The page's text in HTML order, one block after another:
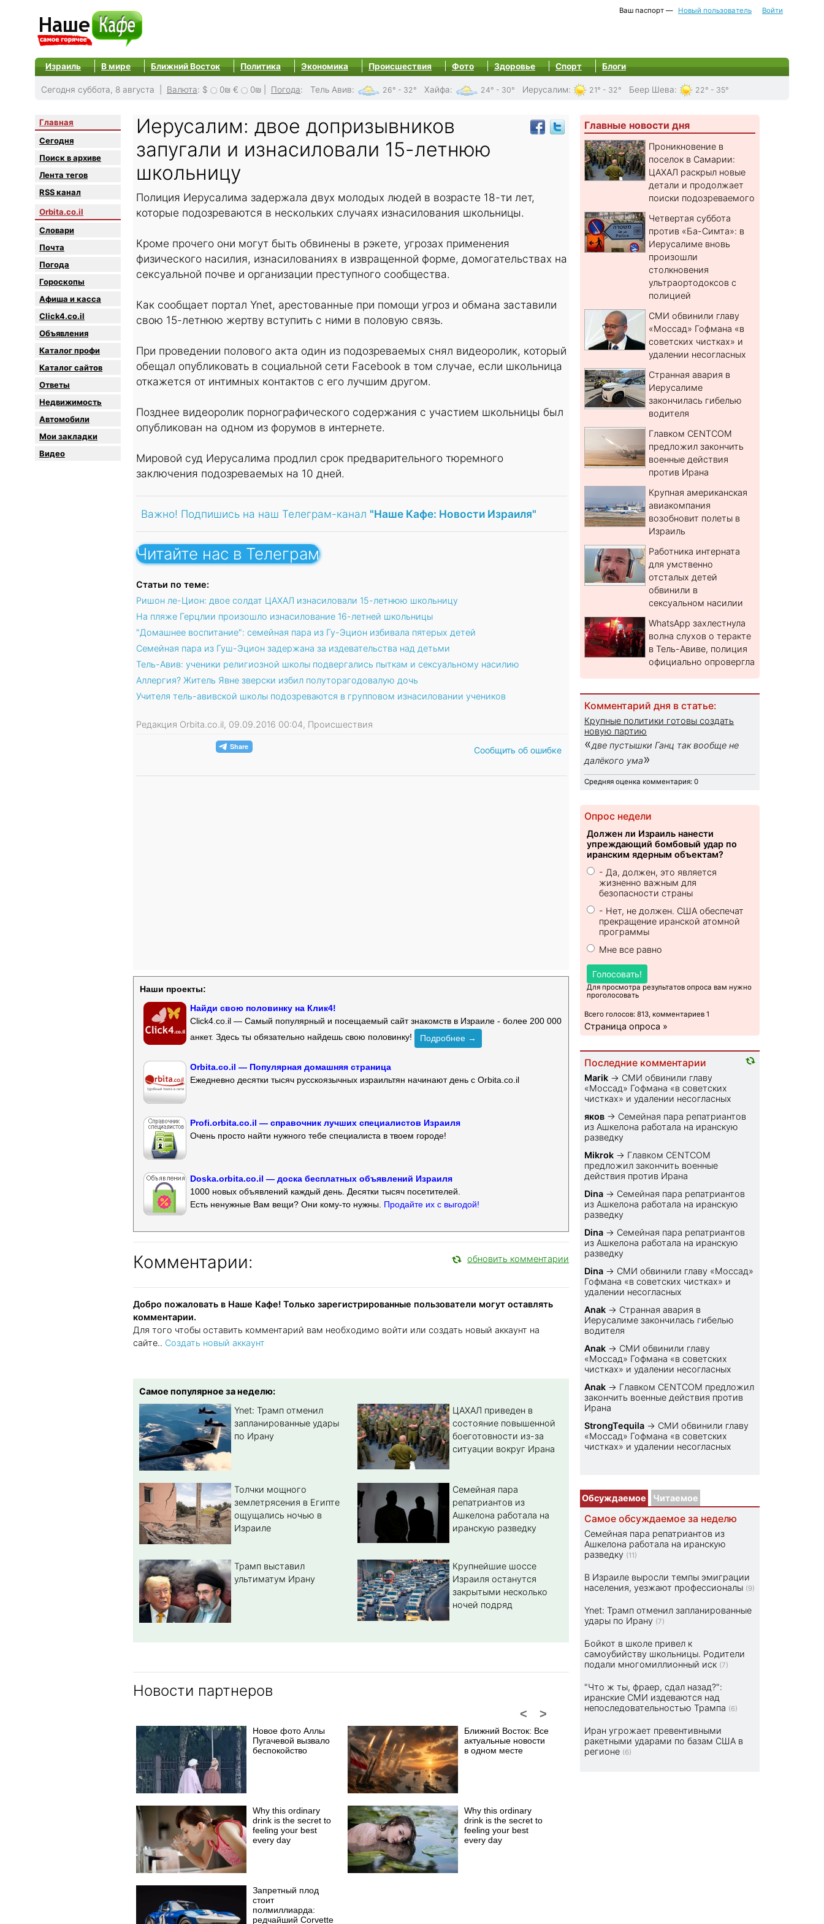
Ваш паспорт — Новый пользователь Войти
Израиль В мире Ближний Восток Политика Экономика Происшествия Фото Здоровье Спорт Блоги
Сегодня суббота, 8 августа | Валюта: $ 0₪ € 0₪ Погода: Тель Авив: 26° - 32° Хайфа: 24° - 30° Иерусалим: 21° - 32° Беер Шева: 22° - 35°
Главная
Сегодня
Поиск в архиве
Лента тегов
RSS канал
Orbita.co.il
Словари
Почта
Погода
Гороскопы
Афиша и касса
Click4.co.il
Объявления
Каталог профи
Каталог сайтов
Oтветы
Недвижимость
Автомобили
Мои закладки
Видео
Иерусалим: двое допризывников
запугали и изнасиловали 15-летнюю
школьницу
Полиция Иерусалима задержала двух молодых людей в возрасте 18-ти лет,
которые подозреваются в нескольких случаях изнасилования школьницы.
Кроме прочего они могут быть обвинены в рэкете, угрозах применения
физического насилия, изнасилованиях в извращенной форме, домогательствах на
сексуальной почве и организации преступного сообщества.
Как сообщает портал Ynet, арестованные при помощи угроз и обмана заставили
свою 15-летнюю жертву вступить с ними в половую связь.
При проведении полового акта один из подозреваемых снял видеоролик, который
обещал опубликовать в социальной сети Facebook в том случае, если школьница
откажется от интимных контактов с его лучшим другом.
Позднее видеоролик порнографического содержания с участием школьницы был
опубликован на одном из форумов в интернете.
Мировой суд Иерусалима продлил срок предварительного тюремного
заключения подозреваемых на 10 дней.
Важно! Подпишись на наш Телеграм-канал "Наше Кафе: Новости Израиля"
Читайте нас в Телеграм
Статьи по теме:
Ришон ле-Цион: двое солдат ЦАХАЛ изнасиловали 15-летнюю школьницу
На пляже Герцлии произошло изнасилование 16-летней школьницы
"Домашнее воспитание": семейная пара из Гу-Эцион избивала пятерых детей
Семейная пара из Гуш-Эцион задержана за издевательства над детьми
Тель-Авив: ученики религиозной школы подвергались пыткам и сексуальному насилию
Аллергия? Житель Явне зверски избил полуторагодовалую дочь
Учителя тель-авивской школы подозреваются в групповом изнасиловании учеников
Редакция Orbita.co.il, 09.09.2016 00:04, Происшествия
Сообщить об ошибке
Наши проекты:
Найди свою половинку на Клик4!
Click4.co.il — Самый популярный и посещаемый сайт знакомств в Израиле - более 200 000
анкет. Здесь ты обязательно найдешь свою половинку!
Подробнее →
Orbita.co.il — Популярная домашняя страница
Ежедневно десятки тысяч русскоязычных израильтян начинают день с Orbita.co.il
Profi.orbita.co.il — справочник лучших специалистов Израиля
Очень просто найти нужного тебе специалиста в твоем городе!
Doska.orbita.co.il — доска бесплатных объявлений Израиля
1000 новых объявлений каждый день. Десятки тысяч посетителей.
Есть ненужные Вам вещи? Они кому-то нужны. Продайте их с выгодой!
Комментарии: обновить комментарии
Добро пожаловать в Наше Кафе! Только зарегистрированные пользователи могут оставлять
комментарии.
Для того чтобы оставить комментарий вам необходимо войти или создать новый аккаунт на
сайте.. Создать новый аккаунт
Самое популярное за неделю:
Ynet: Трамп отменил
запланированные удары
по Ирану
ЦАХАЛ приведен в
состояние повышенной
боеготовности из-за
ситуации вокруг Ирана
Толчки мощного
землетрясения в Египте
ощущались ночью в
Израиле
Семейная пара
репатриантов из
Ашкелона работала на
иранскую разведку
Трамп выставил
ультиматум Ирану
Крупнейшие шоссе
Израиля останутся
закрытыми несколько
ночей подряд
Новости партнеров
>
<
Новое фото Аллы
Пугачевой вызвало
беспокойство
Ближний Восток: Все
актуальные новости
в одном месте
Why this ordinary
drink is the secret to
feeling your best
every day
Why this ordinary
drink is the secret to
feeling your best
every day
Запретный плод
стоит
полмиллиарда:
редчайший Corvette
Главные новости дня
Проникновение в
поселок в Самарии:
ЦАХАЛ раскрыл новые
детали и продолжает
поиски подозреваемого
Четвертая суббота
против «Ба-Симта»: в
Иерусалиме вновь
произошли
столкновения
ультраортодоксов с
полицией
СМИ обвинили главу
«Моссад» Гофмана «в
советских чистках» и
удалении несогласных
Странная авария в
Иерусалиме
закончилась гибелью
водителя
Главком CENTCOM
предложил закончить
военные действия
против Ирана
Крупная американская
авиакомпания
возобновит полеты в
Израиль
Работника интерната
для умственно
отсталых детей
обвинили в
сексуальном насилии
WhatsApp захлестнула
волна слухов о теракте
в Тель-Авиве, полиция
официально опровергла
Комментарий дня в статье:
Крупные политики готовы создать
новую партию
«две пустышки Ганц так вообще не
далёкого ума»
Средняя оценка комментария: 0
Опрос недели
Должен ли Израиль нанести
упреждающий бомбовый удар по
иранским ядерным объектам?
- Да, должен, это является
жизненно важным для
безопасности страны
- Нет, не должен. США обеспечат
прекращение иранской атомной
программы
Мне все равно
Голосовать!
Для просмотра результатов опроса вам нужно
проголосовать
Всего голосов: 813, комментариев 1
Страница опроса »
Последние комментарии
Marik → СМИ обвинили главу
«Моссад» Гофмана «в советских
чистках» и удалении несогласных
яков → Семейная пара репатриантов
из Ашкелона работала на иранскую
разведку
Mikrok → Главком CENTCOM
предложил закончить военные
действия против Ирана
Dina → Семейная пара репатриантов
из Ашкелона работала на иранскую
разведку
Dina → Семейная пара репатриантов
из Ашкелона работала на иранскую
разведку
Dina → СМИ обвинили главу «Моссад»
Гофмана «в советских чистках» и
удалении несогласных
Anak → Странная авария в
Иерусалиме закончилась гибелью
водителя
Anak → СМИ обвинили главу
«Моссад» Гофмана «в советских
чистках» и удалении несогласных
Anak → Главком CENTCOM предложил
закончить военные действия против
Ирана
StrongTequila → СМИ обвинили главу
«Моссад» Гофмана «в советских
чистках» и удалении несогласных
Обсуждаемое Читаемое
Самое обсуждаемое за неделю
Семейная пара репатриантов из
Ашкелона работала на иранскую
разведку (11)
В Израиле выросли темпы эмиграции
населения, уезжают профессионалы (9)
Ynet: Трамп отменил запланированные
удары по Ирану (7)
Бойкот в школе привел к
самоубийству школьницы. Родители
подали многомиллионный иск (7)
"Что ж ты, фраер, сдал назад?":
иранские СМИ издеваются над
непоследовательностью Трампа (6)
Иран угрожает превентивными
ракетными ударами по базам США в
регионе (6)